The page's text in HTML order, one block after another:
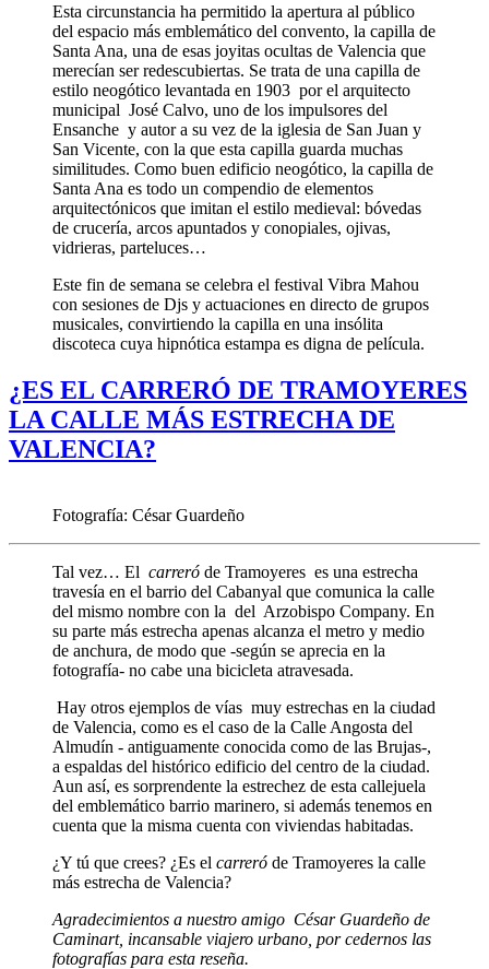
Esta circunstancia ha permitido la apertura al público
del espacio más emblemático del convento, la capilla de
Santa Ana, una de esas joyitas ocultas de Valencia que
merecían ser redescubiertas. Se trata de una capilla de
estilo neogótico levantada en 1903 por el arquitecto
municipal José Calvo, uno de los impulsores del
Ensanche y autor a su vez de la iglesia de San Juan y
San Vicente, con la que esta capilla guarda muchas
similitudes. Como buen edificio neogótico, la capilla de
Santa Ana es todo un compendio de elementos
arquitectónicos que imitan el estilo medieval: bóvedas
de crucería, arcos apuntados y conopiales, ojivas,
vidrieras, parteluces…
Este fin de semana se celebra el festival Vibra Mahou
con sesiones de Djs y actuaciones en directo de grupos
musicales, convirtiendo la capilla en una insólita
discoteca cuya hipnótica estampa es digna de película.
¿ES EL CARRERÓ DE TRAMOYERES
LA CALLE MÁS ESTRECHA DE
VALENCIA?
Fotografía: César Guardeño
Tal vez… El carreró de Tramoyeres es una estrecha
travesía en el barrio del Cabanyal que comunica la calle
del mismo nombre con la del Arzobispo Company. En
su parte más estrecha apenas alcanza el metro y medio
de anchura, de modo que -según se aprecia en la
fotografía- no cabe una bicicleta atravesada.
Hay otros ejemplos de vías muy estrechas en la ciudad
de Valencia, como es el caso de la Calle Angosta del
Almudín - antiguamente conocida como de las Brujas-,
a espaldas del histórico edificio del centro de la ciudad.
Aun así, es sorprendente la estrechez de esta callejuela
del emblemático barrio marinero, si además tenemos en
cuenta que la misma cuenta con viviendas habitadas.
¿Y tú que crees? ¿Es el carreró de Tramoyeres la calle
más estrecha de Valencia?
Agradecimientos a nuestro amigo César Guardeño de
Caminart, incansable viajero urbano, por cedernos las
fotografías para esta reseña.